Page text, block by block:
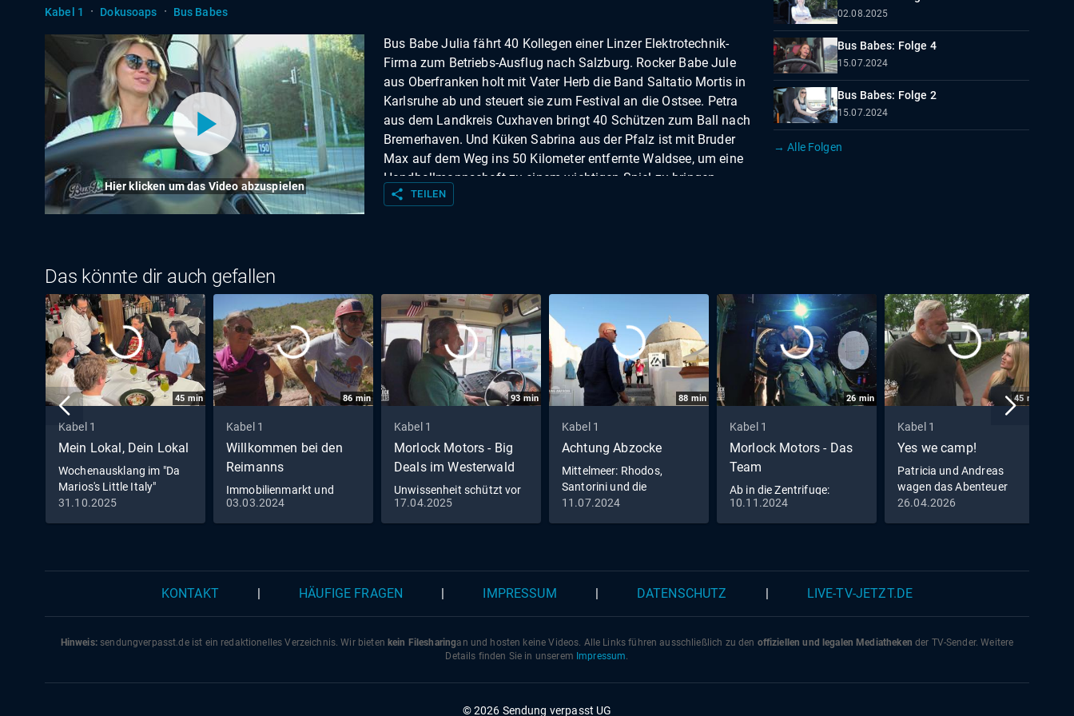
Kabel 1 · Dokusoaps · Bus Babes
Hier klicken um das Video abzuspielen
Bus Babe Julia fährt 40 Kollegen einer Linzer Elektrotechnik-
Firma zum Betriebs-Ausflug nach Salzburg. Rocker Babe Jule
aus Oberfranken holt mit Vater Herb die Band Saltatio Mortis in
Karlsruhe ab und steuert sie zum Festival an die Ostsee. Petra
aus dem Landkreis Cuxhaven bringt 40 Schützen zum Ball nach
Bremerhaven. Und Küken Sabrina aus der Pfalz ist mit Bruder
Max auf dem Weg ins 50 Kilometer entfernte Waldsee, um eine
Handballmannschaft zu einem wichtigen Spiel zu bringen.
share TEILEN
02.08.2025
Bus Babes: Folge 4
15.07.2024
Bus Babes: Folge 2
15.07.2024
→ Alle Folgen
Das könnte dir auch gefallen
45 min
Kabel 1
Mein Lokal, Dein Lokal
Wochenausklang im "Da
Marios's Little Italy"
31.10.2025
86 min
Kabel 1
Willkommen bei den
Reimanns
Immobilienmarkt und
Romantik pur - Die
Reimanns erneuern ihr
03.03.2024
93 min
Kabel 1
Morlock Motors - Big
Deals im Westerwald
Unwissenheit schützt vor
Strafe nicht - Michaels
Begegnung mit der US-
17.04.2025
88 min
Kabel 1
Achtung Abzocke
Mittelmeer: Rhodos,
Santorini und die
überteuerten Preise
11.07.2024
26min
Kabel 1
Morlock Motors - Das
Team
Ab in die Zentrifuge:
Michael bereitet sich auf
seinen Eurofighter-Flug
10.11.2024
45 min
Kabel 1
Yes we camp!
Patricia und Andreas
wagen das Abenteuer
kinderloser Urlaub
26.04.2026
KONTAKT HÄUFIGE FRAGEN IMPRESSUM DATENSCHUTZ LIVE-TV-JETZT.DE
Hinweis:sendungverpasst.deist ein redaktionelles Verzeichnis. Wir bieten kein Filesharingan und hosten keine Videos. Alle Links führen ausschließlich zu den offiziellen und legalen Mediatheken der TV-Sender. Weitere
Details finden Sie in unserem Impressum.
© 2026 Sendung verpasst UG